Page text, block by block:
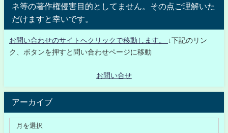
ネ等の著作権侵害目的としてません。その点ご理解いた
だけますと幸いです。
お問い合わせのサイトへクリックで移動します。
↓下記のリン
ク、ボタンを押すと問い合わせページに移動
お問い合せ
アーカイブ